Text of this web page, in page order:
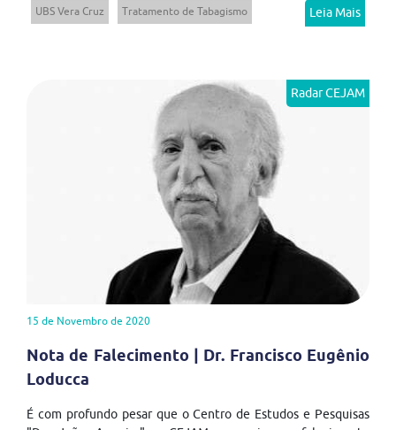
UBS Vera Cruz Tratamento de Tabagismo Leia Mais
Radar CEJAM
15 de Novembro de 2020
Nota de Falecimento | Dr. Francisco Eugênio
Loducca
É com profundo pesar que o Centro de Estudos e Pesquisas